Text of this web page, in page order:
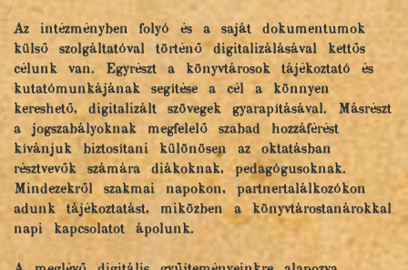
Az intézményben folyó és a saját dokumentumok
külső szolgáltatóval történő digitalizálásával kettős
célunk van. Egyrészt a könyvtárosok tájékoztató és
kutatómunkájának segítése a cél a könnyen
kereshető, digitalizált szövegek gyarapításával. Másrészt
a jogszabályoknak megfelelő szabad hozzáférést
kívánjuk biztosítani különösen az oktatásban
résztvevők számára diákoknak, pedagógusoknak.
Mindezekről szakmai napokon, partnertalálkozókon
adunk tájékoztatást, miközben a könyvtárostanárokkal
napi kapcsolatot ápolunk.